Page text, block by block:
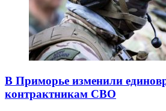
В Приморье изменили
контрактникам СВО